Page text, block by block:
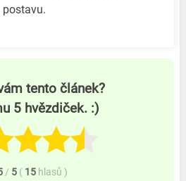
tento článek?
5 hvězdiček. :)
/ 5 ( 15 hlasů )